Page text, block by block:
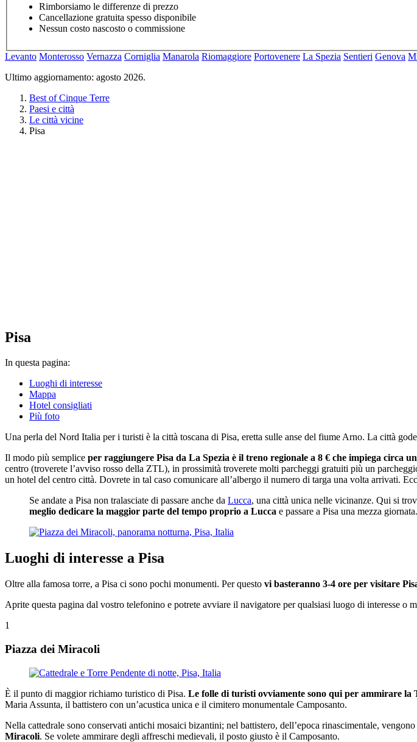
Rimborsiamo le differenze di prezzo
Cancellazione gratuita spesso disponibile
Nessun costo nascosto o commissione
Levanto Monterosso Vernazza Corniglia Manarola Riomaggiore Portovenere La Spezia Sentieri Genova
Ultimo aggiornamento: agosto 2026.
Best of Cinque Terre
Paesi e città
Le città vicine
Pisa
Pisa
In questa pagina:
Luoghi di interesse
Mappa
Hotel consigliati
Più foto
Una perla del Nord Italia per i turisti è la città toscana di Pisa, eretta sulle anse del fiume Arno. La città
Il modo più semplice per raggiungere Pisa da La Spezia è il treno regionale a 8 € che impiega circa
centro (troverete l’avviso rosso della ZTL), in prossimità troverete molti parcheggi gratuiti più un
un hotel del centro città. Dovrete in tal caso comunicare all’albergo il numero di targa una volta arrivati.
Se andate a Pisa non tralasciate di passare anche da Lucca, una città unica nelle vicinanze. Qui si
meglio dedicare la maggior parte del tempo proprio a Lucca e passare a Pisa una mezza giornata.
Luoghi di interesse a Pisa
Oltre alla famosa torre, a Pisa ci sono pochi monumenti. Per questo vi basteranno 3-4 ore per visitare
Aprite questa pagina dal vostro telefonino e potrete avviare il navigatore per qualsiasi luogo di interesse o
1
Piazza dei Miracoli
È il punto di maggior richiamo turistico di Pisa. Le folle di turisti ovviamente sono qui per ammirare la
Maria Assunta, il battistero con un’acustica unica e il cimitero monumentale Camposanto.
Nella cattedrale sono conservati antichi mosaici bizantini; nel battistero, dell’epoca rinascimentale,
Miracoli. Se volete ammirare degli affreschi medievali, il posto giusto è il Camposanto.